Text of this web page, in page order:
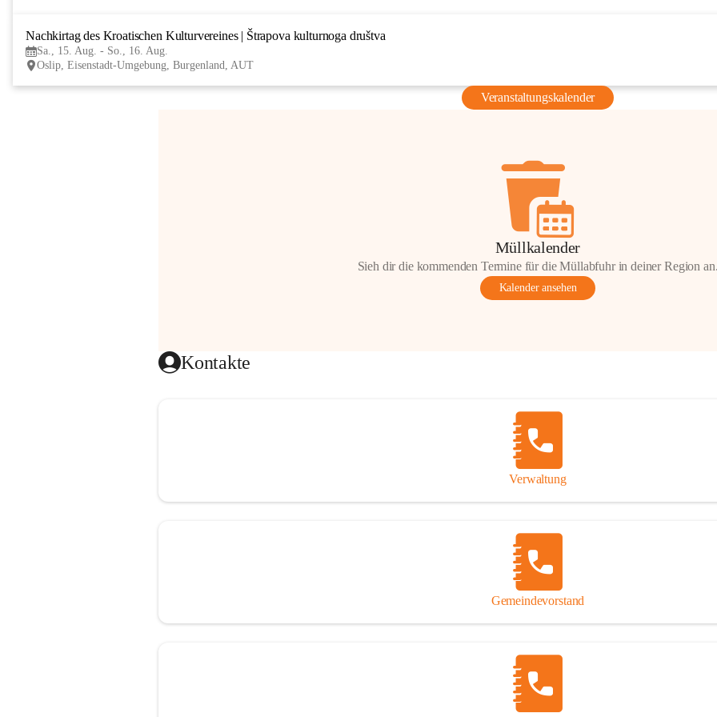
Nachkirtag des Kroatischen Kulturvereines | Štrapova kulturnoga društva
Sa., 15. Aug. - So., 16. Aug.
Oslip, Eisenstadt-Umgebung, Burgenland, AUT
Veranstaltungskalender
Müllkalender
Sieh dir die kommenden Termine für die Müllabfuhr in deiner Region an.
Kalender ansehen
Kontakte
Verwaltung
Gemeindevorstand